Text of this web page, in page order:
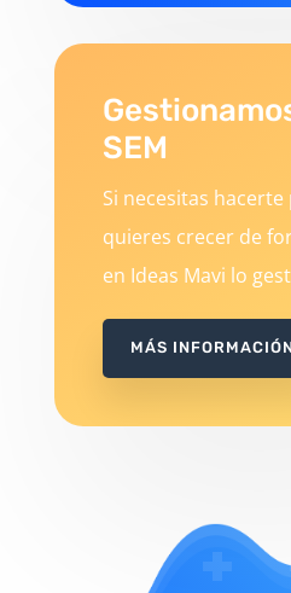
SEM
Si necesitas
quieres crecer de
en Ideas Mavi lo
MÁS